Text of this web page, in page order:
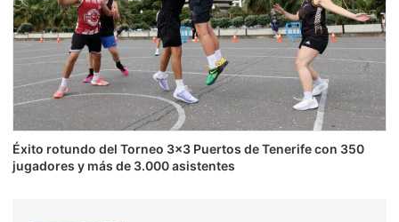
Éxito rotundo del Torneo 3×3 Puertos de Tenerife con 350
jugadores y más de 3.000 asistentes